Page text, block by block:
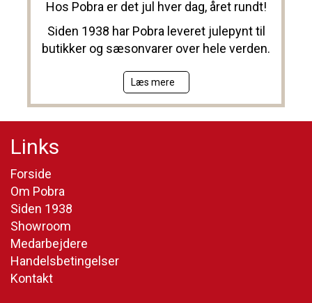
Hos Pobra er det jul hver dag, året rundt!
Siden 1938 har Pobra leveret julepynt til
butikker og sæsonvarer over hele verden.
Læs mere
Links
Forside
Om Pobra
Siden 1938
Showroom
Medarbejdere
Handelsbetingelser
Kontakt